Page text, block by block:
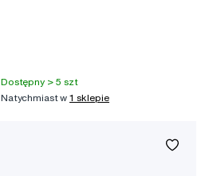
Dostępny > 5 szt
Natychmiast w1 sklepie